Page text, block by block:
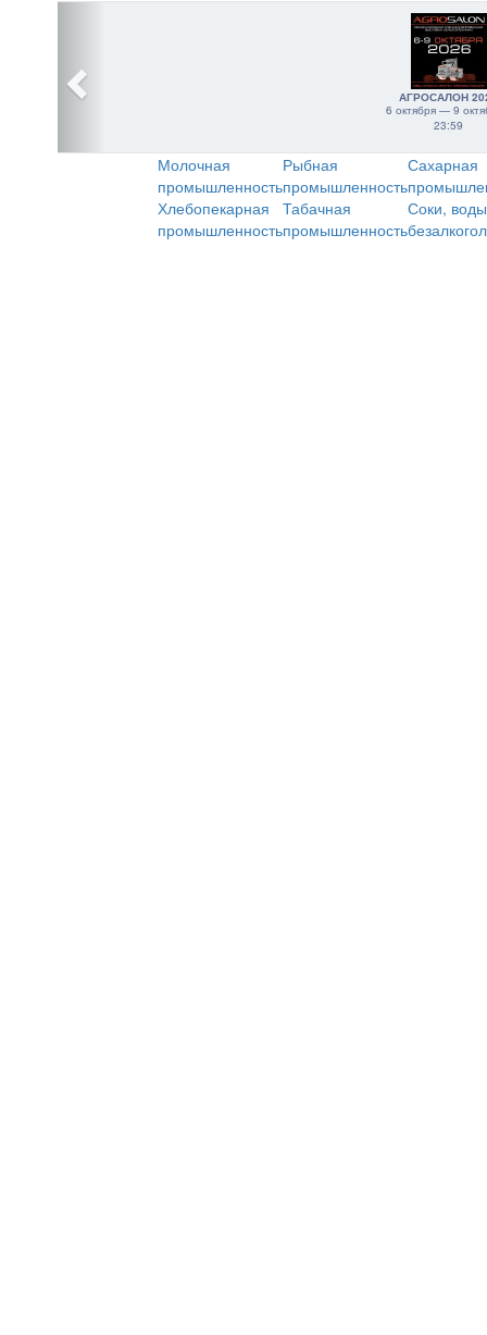
АГРОСАЛОН
6 октября — 9
23:59
Молочная
промышленность
Рыбная
промышленность
Сахарная
Хлебопекарная
промышленность
Табачная
промышленность
Соки,